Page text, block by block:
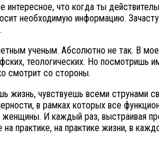
что когда ты
необходимую информацию.
ученым. Абсолютно не так. В
теологических. Но посмотришь
смотрит со стороны.
жизнь, чувствуешь всеми струнами
в рамках которых все
И каждый раз, выстраивая
практике, на практике жизни, в